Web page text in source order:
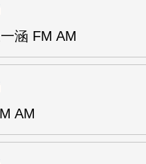
涵 FM AM
AM